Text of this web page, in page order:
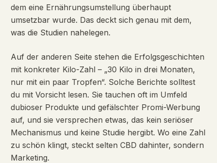
dem eine Ernährungsumstellung überhaupt
umsetzbar wurde. Das deckt sich genau mit dem,
was die Studien nahelegen.
Auf der anderen Seite stehen die Erfolgsgeschichten
mit konkreter Kilo-Zahl – „30 Kilo in drei Monaten,
nur mit ein paar Tropfen“. Solche Berichte solltest
du mit Vorsicht lesen. Sie tauchen oft im Umfeld
dubioser Produkte und gefälschter Promi-Werbung
auf, und sie versprechen etwas, das kein seriöser
Mechanismus und keine Studie hergibt. Wo eine Zahl
zu schön klingt, steckt selten CBD dahinter, sondern
Marketing.